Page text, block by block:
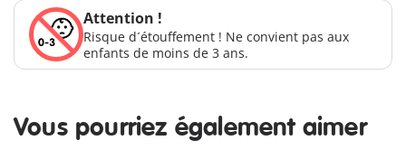
Attention !
Risque d´étouffement ! Ne convient pas aux
enfants de moins de 3 ans.
Vous pourriez également aimer